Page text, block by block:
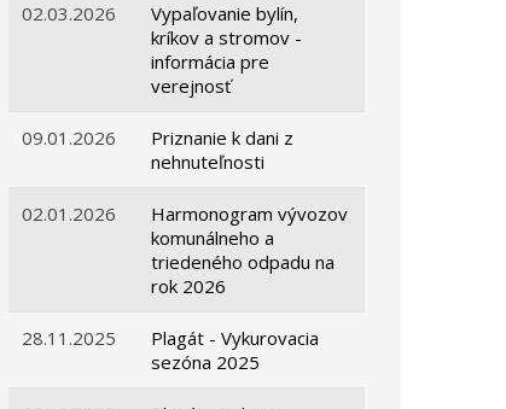
02.03.2026
Vypaľovanie bylín,
kríkov a stromov -
informácia pre
verejnosť
09.01.2026
Priznanie k dani z
nehnuteľnosti
02.01.2026
Harmonogram vývozov
komunálneho a
triedeného odpadu na
rok 2026
28.11.2025
Plagát - Vykurovacia
sezóna 2025